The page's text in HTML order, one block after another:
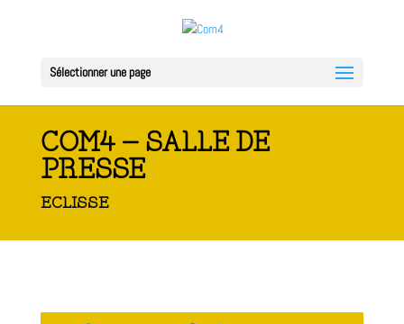
Sélectionner une page
COM4 – SALLE DE
PRESSE
ECLISSE